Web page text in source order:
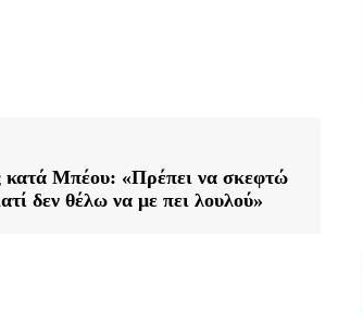
κατά Μπέου: «Πρέπει να σκεφτώ
δεν θέλω να με πει λουλού»